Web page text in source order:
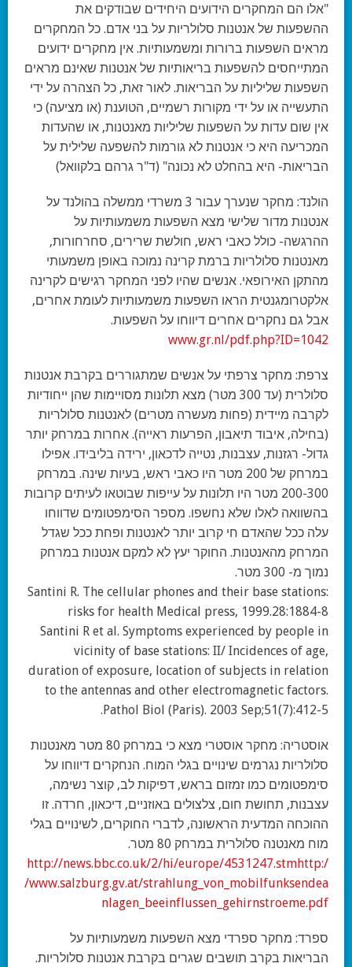
"אלו הם המחקרים הידועים היחידים שבודקים את
ההשפעות של אנטנות סלולריות על בני אדם. כל המחקרים
מראים השפעות ברורות ומשמעותיות. אין מחקרים ידועים
המתייחסים להשפעות בריאותיות של אנטנות שאינם מראים
השפעות שליליות על הבריאות. לאור זאת, כל הצהרה על ידי
התעשייה או על ידי מקורות רשמיים, הטוענת (או מציעה) כי
אין שום עדות על השפעות שליליות מאנטנות, או שהעדות
המכריעה היא כי אנטנות לא גורמות להשפעה שלילית על
הבריאות- היא בהחלט לא נכונה" (ד"ר גרהם בלקוואל)
הולנד:
מחקר שנערך עבור 3 משרדי ממשלה בהולנד על
אנטנות מדור שלישי מצא השפעות משמעותיות על
ההרגשה- כולל כאבי ראש, חולשת שרירים, סחרחורות,
מאנטנות סלולריות ברמת קרינה נמוכה באופן משמעותי
מהתקן האירופאי. אנשים שהיו לפני המחקר רגישים לקרינה
אלקטרומגנטית הראו השפעות משמעותיות לעומת אחרים,
אבל גם נחקרים אחרים דיווחו על השפעות.
www.gr.nl/pdf.php?ID=1042
צרפת: מחקר צרפתי על אנשים שמתגוררים בקרבת אנטנות
סלולרית (עד 300 מטר) מצא תלונות מסויימות שהן ייחודיות
לקרבה מיידית (פחות מעשרה מטרים) לאנטנות סלולריות
(בחילה, איבוד תיאבון, הפרעות ראייה). אחרות במרחק יותר
גדול- רגזנות, עצבנות, נטייה לדכאון, ירידה בליבידו. אפילו
במרחק של 200 מטר היו כאבי ראש, בעיות שינה. במרחק
200-300 מטר היו תלונות על עייפות שבוטאו לעיתים קרובות
בהשוואה לאלו שלא נחשפו. מספר הסימפטומים שדווחו
עלה ככל שהאדם חי קרוב יותר לאנטנות ופחת ככל שגדל
המרחק מהאנטנות. החוקר יעץ לא למקם אנטנות במרחק
נמוך מ- 300 מטר.
Santini R. The cellular phones and their base stations:
risks for health Medical press, 1999.28:1884-8
Santini R et al. Symptoms experienced by people in
vicinity of base stations: II/ Incidences of age,
duration of exposure, location of subjects in relation
to the antennas and other electromagnetic factors.
Pathol Biol (Paris). 2003 Sep;51(7):412-5.
אוסטריה:
מחקר אוסטרי מצא כי במרחק 80 מטר מאנטנות
סלולריות נגרמים שינויים בגלי המוח. הנחקרים דיווחו על
סימפטומים כמו זמזום בראש, דפיקות לב, קוצר נשימה,
עצבנות, תחושת חום, צלצולים באוזניים, דיכאון, חרדה. זו
ההוכחה המדעית הראשונה, לדברי החוקרים, לשינויים בגלי
מוח מאנטנה סלולרית במרחק 80 מטר.
http://news.bbc.co.uk/2/hi/europe/4531247.stmhttp:/
/www.salzburg.gv.at/strahlung_von_mobilfunksendea
nlagen_beeinflussen_gehirnstroeme.pdf
ספרד: מחקר ספרדי מצא השפעות משמעותיות על
הבריאות בקרב תושבים שגרים בקרבת אנטנות סלולריות.